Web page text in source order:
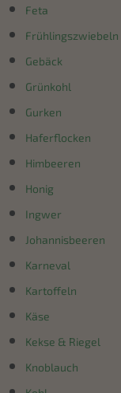
Feta
Frühlingszwiebeln
Gebäck
Grünkohl
Gurken
Haferflocken
Himbeeren
Honig
Ingwer
Johannisbeeren
Karneval
Kartoffeln
Käse
Kekse & Riegel
Knoblauch